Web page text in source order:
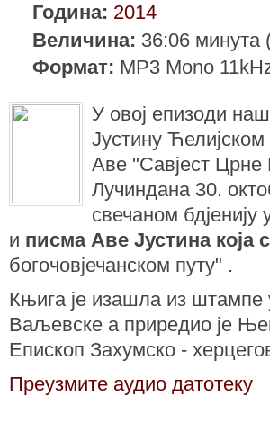
Година: 2014
Величина: 36:06 минута
Формат: MP3 Mono
У овој епизоди
Јустину
Аве "Савјест Црне
Лучиндана 30.
свечаном
и писма Аве Јустина која
богочовјечанском путу" .
Књига је изашла из
Ваљевске а приредио је
Епископ Захумско -
Преузмите аудио датотеку